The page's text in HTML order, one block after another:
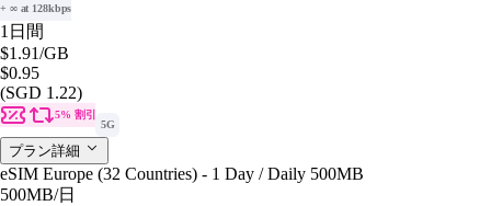
+ ∞ at 128kbps
1日間
$1.91/GB
$0.95
(SGD 1.22)
5% 割引
5G
プラン詳細
eSIM Europe (32 Countries) - 1 Day / Daily 500MB
500MB/日